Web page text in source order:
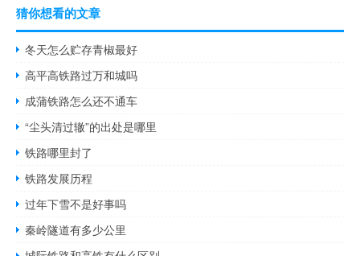
猜你想看的文章
冬天怎么贮存青椒最好
高平高铁路过万和城吗
成蒲铁路怎么还不通车
“尘头清过辙”的出处是哪里
铁路哪里封了
铁路发展历程
过年下雪不是好事吗
秦岭隧道有多少公里